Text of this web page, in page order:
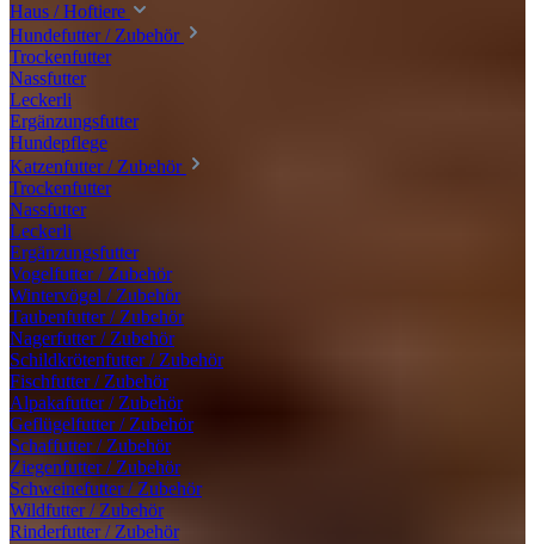
Haus / Hoftiere
Hundefutter / Zubehör
Trockenfutter
Nassfutter
Leckerli
Ergänzungsfutter
Hundepflege
Katzenfutter / Zubehör
Trockenfutter
Nassfutter
Leckerli
Ergänzungsfutter
Vogelfutter / Zubehör
Wintervögel / Zubehör
Taubenfutter / Zubehör
Nagerfutter / Zubehör
Schildkrötenfutter / Zubehör
Fischfutter / Zubehör
Alpakafutter / Zubehör
Geflügelfutter / Zubehör
Schaffutter / Zubehör
Ziegenfutter / Zubehör
Schweinefutter / Zubehör
Wildfutter / Zubehör
Rinderfutter / Zubehör